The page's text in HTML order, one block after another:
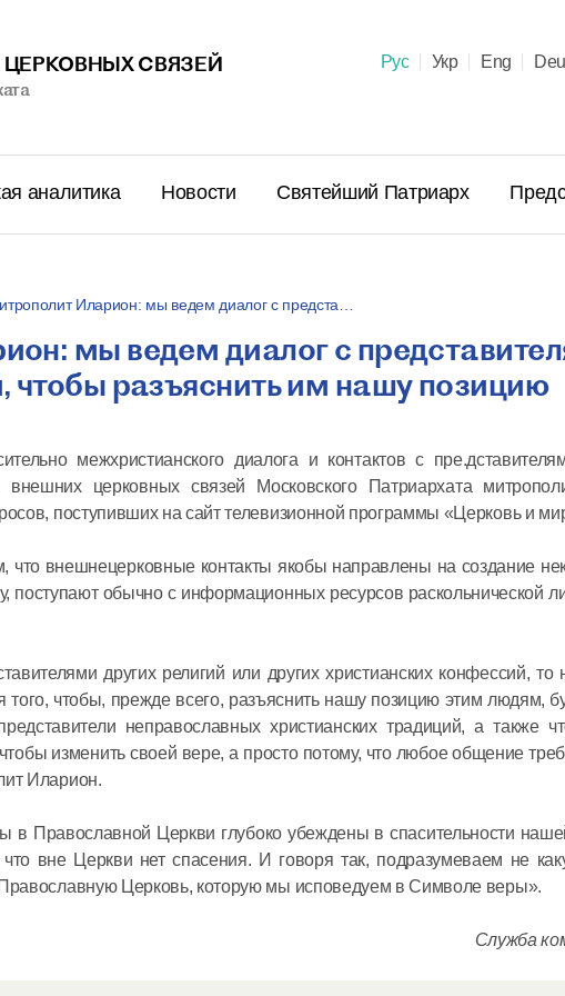
СВЯЗЕЙ Рус Укр Eng Deu
аналитика Новости Святейший Патриарх
Иларион: мы ведем диалог с предста…
мы ведем диалог с
чтобы разъяснить им нашу позицию
межхристианского диалога и контактов с
внешних церковных связей Московского Патриархата
поступивших на сайт телевизионной программы «Церковь и
что внешнецерковные контакты якобы направлены на создание
поступают обычно с информационных ресурсов раскольнической
других религий или других христианских конфессий, то
того, чтобы, прежде всего, разъяснить нашу позицию этим людям,
неправославных христианских традиций, а также
изменить своей вере, а просто потому, что любое общение
Иларион.
в Православной Церкви глубоко убеждены в спасительности
вне Церкви нет спасения. И говоря так, подразумеваем не
Церковь, которую мы исповедуем в Символе веры».
Служба
в
23
16